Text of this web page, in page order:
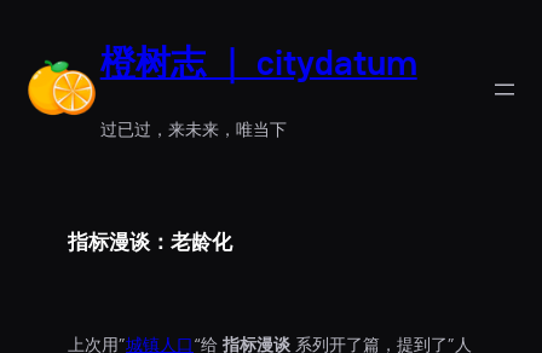
橙树志 ｜ citydatum
过已过，来未来，唯当下
指标漫谈：老龄化
上次用”城镇人口“给 指标漫谈 系列开了篇，提到了”人